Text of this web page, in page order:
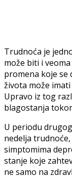
Trudnoća je
može biti i
promena koje se
života može
Upravo iz tog
blagostanja
U periodu
nedelja
simptomima
stanje koje
ne samo na